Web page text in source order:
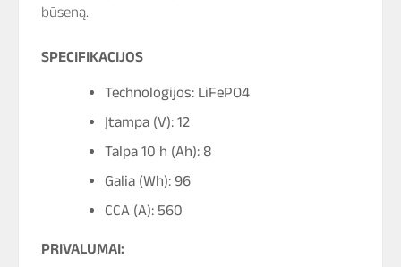
būseną.
SPECIFIKACIJOS
Technologijos: LiFePO4
Įtampa (V): 12
Talpa 10 h (Ah): 8
Galia (Wh): 96
CCA (A): 560
PRIVALUMAI: